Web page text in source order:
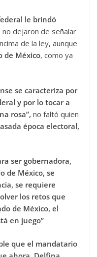
le brindó
dejaron de señalar
de la ley, aunque
de México, como ya
se caracteriza por
y por lo tocar a
rosa”, no faltó quien
época electoral,
ser gobernadora,
de México, se
se requiere
los retos que
de México, el
en juego”
que el mandatario